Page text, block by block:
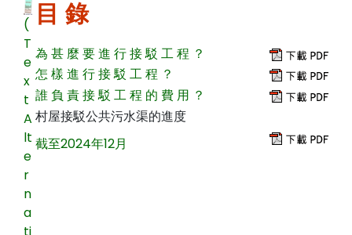
(
T
e
x
t
A
lt
e
r
n
a
目 錄
為 甚 麼 要 進 行 接 駁 工 程 ？
怎 樣 進 行 接 駁 工 程 ？
誰 負 責 接 駁 工 程 的 費 用 ？
村屋接駁公共污水渠的進度
截至2024年12月